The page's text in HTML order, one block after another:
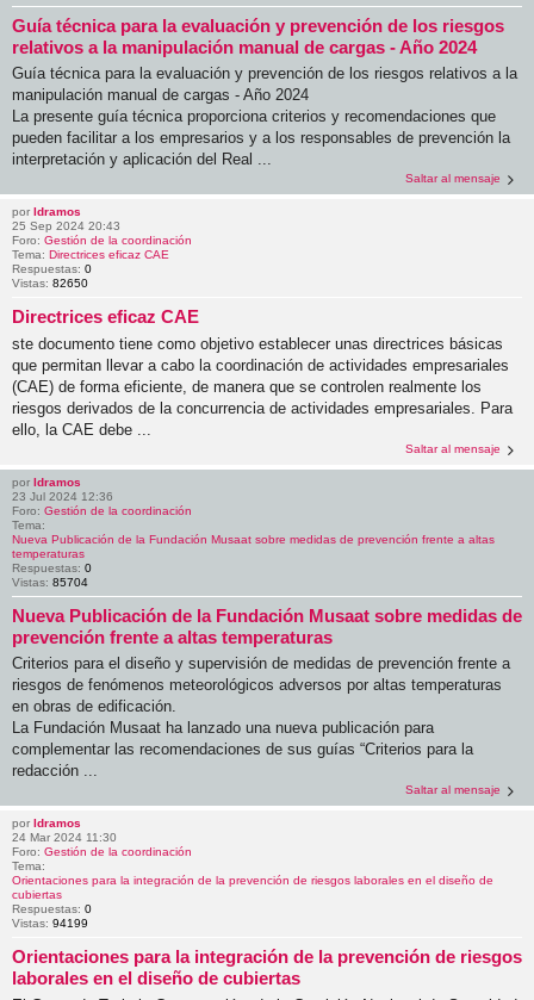
Guía técnica para la evaluación y prevención de los riesgos
relativos a la manipulación manual de cargas - Año 2024
Guía técnica para la evaluación y prevención de los riesgos relativos a la
manipulación manual de cargas - Año 2024
La presente guía técnica proporciona criterios y recomendaciones que
pueden facilitar a los empresarios y a los responsables de prevención la
interpretación y aplicación del Real ...
Saltar al mensaje
por ldramos
25 Sep 2024 20:43
Foro: Gestión de la coordinación
Tema: Directrices eficaz CAE
Respuestas: 0
Vistas: 82650
Directrices eficaz CAE
ste documento tiene como objetivo establecer unas directrices básicas
que permitan llevar a cabo la coordinación de actividades empresariales
(CAE) de forma eficiente, de manera que se controlen realmente los
riesgos derivados de la concurrencia de actividades empresariales. Para
ello, la CAE debe ...
Saltar al mensaje
por ldramos
23 Jul 2024 12:36
Foro: Gestión de la coordinación
Tema:
Nueva Publicación de la Fundación Musaat sobre medidas de prevención frente a altas
temperaturas
Respuestas: 0
Vistas: 85704
Nueva Publicación de la Fundación Musaat sobre medidas de
prevención frente a altas temperaturas
Criterios para el diseño y supervisión de medidas de prevención frente a
riesgos de fenómenos meteorológicos adversos por altas temperaturas
en obras de edificación.
La Fundación Musaat ha lanzado una nueva publicación para
complementar las recomendaciones de sus guías “Criterios para la
redacción ...
Saltar al mensaje
por ldramos
24 Mar 2024 11:30
Foro: Gestión de la coordinación
Tema:
Orientaciones para la integración de la prevención de riesgos laborales en el diseño de
cubiertas
Respuestas: 0
Vistas: 94199
Orientaciones para la integración de la prevención de riesgos
laborales en el diseño de cubiertas